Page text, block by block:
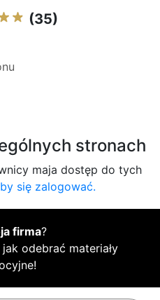
(35)
stronach
maja dostęp do tych
się zalogować.
firma?
odebrać materiały